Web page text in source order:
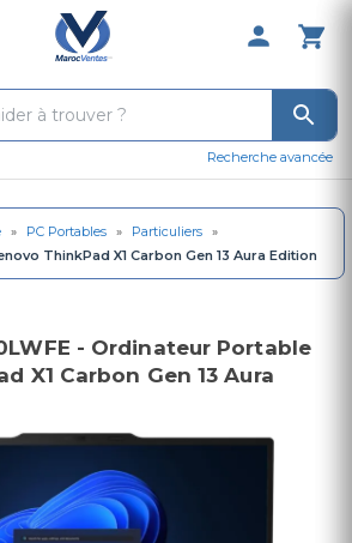
0 Produit
Recherche avancée
» PC Portables » Particuliers »
ThinkPad X1 Carbon Gen 13 Aura Edition
- Ordinateur Portable
X1 Carbon Gen 13 Aura